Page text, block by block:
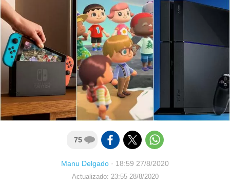
75
Manu Delgado · 18:59 27/8/2020
Actualizado: 23:55 28/8/2020